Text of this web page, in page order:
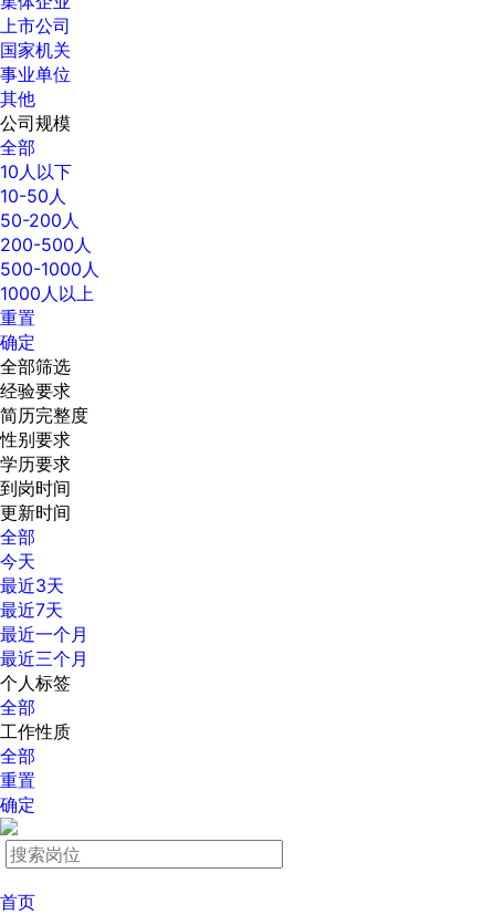
上市公司
国家机关
事业单位
其他
公司规模
全部
10人以下
10-50人
50-200人
200-500人
500-1000人
1000人以上
重置
确定
全部筛选
经验要求
简历完整度
性别要求
学历要求
到岗时间
更新时间
全部
今天
最近3天
最近7天
最近一个月
最近三个月
个人标签
全部
工作性质
全部
重置
确定
首页